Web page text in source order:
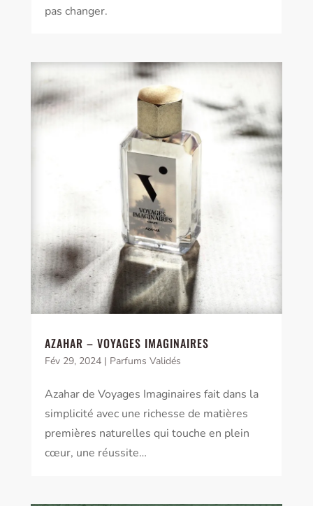
pas changer.
AZAHAR – VOYAGES IMAGINAIRES
Fév 29, 2024| Parfums Validés
Azahar de Voyages Imaginaires fait dans la
simplicité avec une richesse de matières
premières naturelles qui touche en plein
cœur, une réussite…